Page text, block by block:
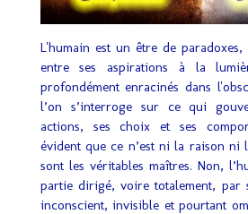
L'humain est un être de
entre ses aspirations à la
profondément enracinés dans
l’on s’interroge sur ce qui
actions, ses choix et ses
évident que ce n’est ni la raison ni
sont les véritables maîtres. Non,
partie dirigé, voire totalement, par
inconscient, invisible et pourtant